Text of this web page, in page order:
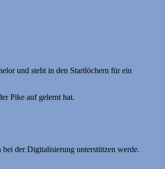
und steht in den Startlöchern für ein
Pike auf gelernt hat.
der Digitalisierung unterstützen werde.